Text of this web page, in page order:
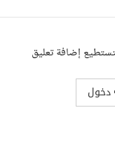
إضافة تعليق
دخول